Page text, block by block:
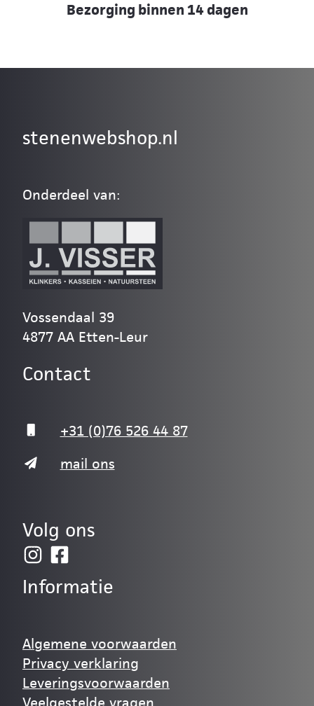
Bezorging binnen 14 dagen
stenenwebshop.nl
Onderdeel van:
Vossendaal 39
4877 AA Etten-Leur
Contact
+31 (0)76 526 44 87
mail ons
Volg ons
Informatie
Algemene voorwaarden
Privacy verklaring
Leveringsvoorwaarden